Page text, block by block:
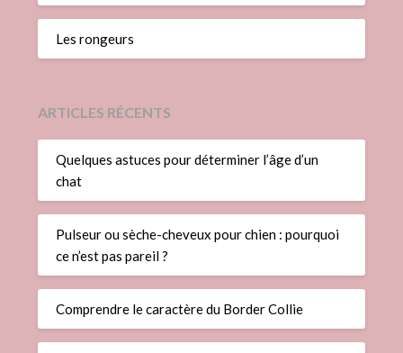
Les rongeurs
ARTICLES RÉCENTS
Quelques astuces pour déterminer l’âge d’un
chat
Pulseur ou sèche-cheveux pour chien : pourquoi
ce n’est pas pareil ?
Comprendre le caractère du Border Collie